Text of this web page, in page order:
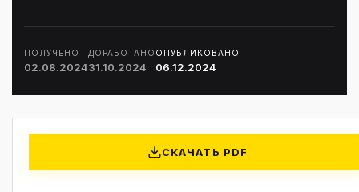
ПОЛУЧЕНО
02.08.2024
ДОРАБОТАНО
31.10.2024
ОПУБЛИКОВАНО
06.12.2024
СКАЧАТЬ PDF